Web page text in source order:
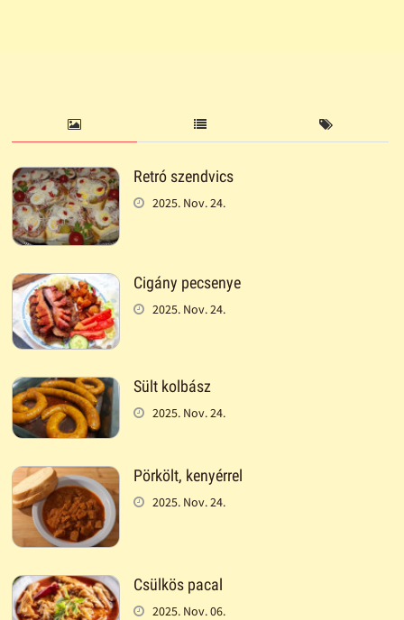
Retró szendvics
2025. Nov. 24.
Cigány pecsenye
2025. Nov. 24.
Sült kolbász
2025. Nov. 24.
Pörkölt, kenyérrel
2025. Nov. 24.
Csülkös pacal
2025. Nov. 06.